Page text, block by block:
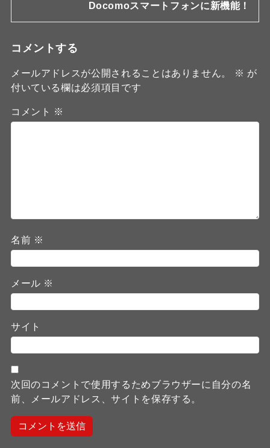
Docomoスマートフォンに新機能！
コメントする
メールアドレスが公開されることはありません。 ※ が
付いている欄は必須項目です
コメント ※
名前 ※
メール ※
サイト
次回のコメントで使用するためブラウザーに自分の名
前、メールアドレス、サイトを保存する。